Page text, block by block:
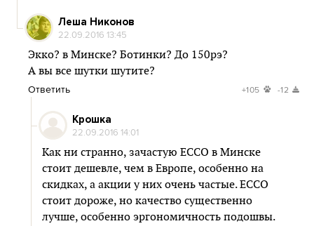
Леша Никонов
22.09.2016 13:45
Экко? в Минске? Ботинки? До 150рэ?
А вы все шутки шутите?
Ответить +105 -12
Крошка
22.09.2016 14:01
Как ни странно, зачастую ЕССО в Минске
стоит дешевле, чем в Европе, особенно на
скидках, а акции у них очень частые. ЕССО
стоит дороже, но качество существенно
лучше, особенно эргономичность подошвы.